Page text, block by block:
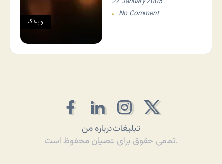
وبلاگ
No Comment
درباره منتبلیغات
تمامی حقوق برای عصیان محفوظ است.